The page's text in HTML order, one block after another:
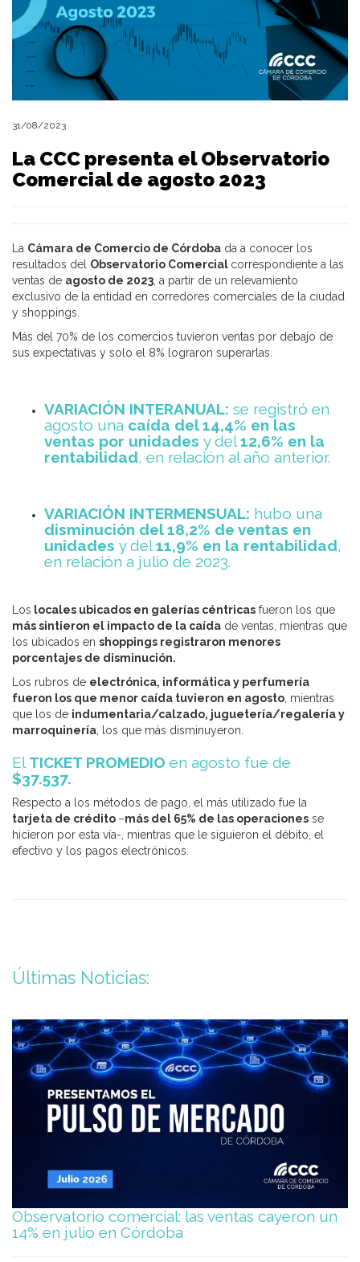
31/08/2023
La CCC presenta el Observatorio
Comercial de agosto 2023
La Cámara de Comercio de Córdoba da a conocer los
resultados del Observatorio Comercial correspondiente a las
ventas de agosto de 2023, a partir de un relevamiento
exclusivo de la entidad en corredores comerciales de la ciudad
y shoppings.
Más del 70% de los comercios tuvieron ventas por debajo de
sus expectativas y solo el 8% lograron superarlas.
VARIACIÓN INTERANUAL: se registró en
agosto una caída del 14,4% en las
ventas por unidades y del12,6% en la
rentabilidad, en relación al año anterior.
VARIACIÓN INTERMENSUAL: hubo una
disminución del 18,2% de ventas en
unidades y del11,9% en la rentabilidad,
en relación a julio de 2023.
Los locales ubicados en galerías céntricas fueron los que
más sintieron el impacto de la caída de ventas, mientras que
los ubicados en shoppings registraron menores
porcentajes de disminución.
Los rubros de electrónica, informática y perfumería
fueron los que menor caída tuvieron en agosto, mientras
que los de indumentaria/calzado, juguetería/regalería y
marroquinería, los que más disminuyeron.
El TICKET PROMEDIO en agosto fue de
$37.537.
Respecto a los métodos de pago, el más utilizado fue la
tarjeta de crédito –más del 65% de las operaciones se
hicieron por esta vía-, mientras que le siguieron el débito, el
efectivo y los pagos electrónicos.
Últimas Noticias:
Observatorio comercial: las ventas cayeron un
14% en julio en Córdoba